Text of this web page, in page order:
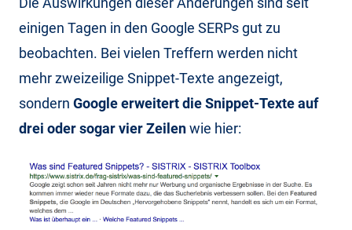
einigen Tagen in den Google SERPs gut zu
beobachten. Bei vielen Treffern werden nicht
mehr zweizeilige Snippet-Texte angezeigt,
sondern Google erweitert die Snippet-Texte auf
drei oder sogar vier Zeilenwie hier: